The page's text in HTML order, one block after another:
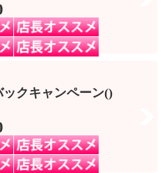
クキャンペーン()